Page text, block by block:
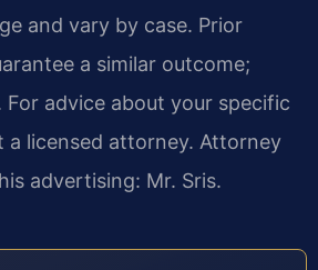
and vary by case. Prior
a similar outcome;
For advice about your specific
a licensed attorney. Attorney
advertising: Mr. Sris.